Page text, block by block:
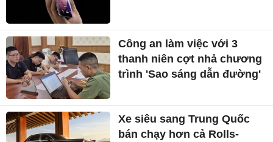
Công an làm việc với 3
thanh niên cợt nhả chương
trình 'Sao sáng dẫn đường'
Xe siêu sang Trung Quốc
bán chạy hơn cả Rolls-